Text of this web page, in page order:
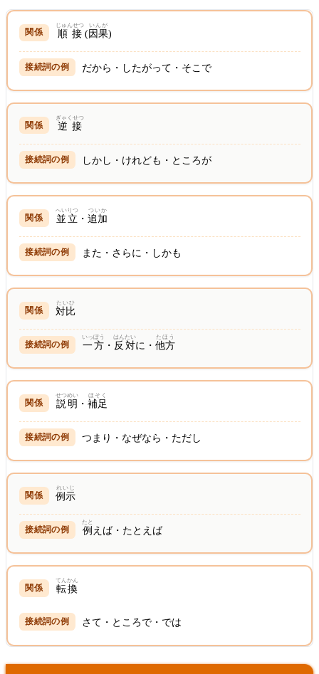
順接
じゅんせつ
(因果
いんが
)
だから・したがって・そこで
逆接
ぎゃくせつ
しかし・けれども・ところが
並立
へいりつ
・追加
ついか
また・さらに・しかも
対比
たいひ
一方
いっぽう
・ 反対
はんたい
に・他方
たほう
説明
せつめい
・補足
ほそく
つまり・なぜなら・ただし
例示
れいじ
例
たと
えば・たとえば
転換
てんかん
さて・ところで・では